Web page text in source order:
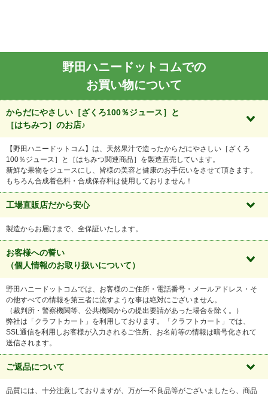
野田ハニードットコムでの
お買い物について
からだにやさしい［ざくろ100％ジュース］と
［はちみつ］のお店♪
【野田ハニードットコム】は、天然果汁で造ったからだにやさしい［ざくろ
100％ジュース］と［はちみつ関連商品］を製造直売しています。
新鮮な果物をジュースにし、皆様の美容と健康のお手伝いをさせて頂きます。
もちろん合成着色料・合成保存料は使用しておりません！
工場直販店だから安心
製造からお届けまで、全保証いたします。
お客様への誓い
（個人情報のお取り扱いについて）
野田ハニードットコムでは、お客様のご住所・電話番号・メールアドレス・そ
の他すべての情報を第三者に流すような事は絶対にございません。
（裁判所・警察機関等、公共機関からの提出要請があった場合を除く。）
弊社は「クラフトカート」を利用しております。「クラフトカート」では、
SSL通信を利用しお客様が入力されるご住所、お名前等の情報は暗号化されて
送信されます。
ご返品について
品質には、十分注意しておりますが、万が一不良品等がございましたら、商品